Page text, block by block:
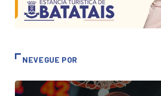
NEVEGUE POR